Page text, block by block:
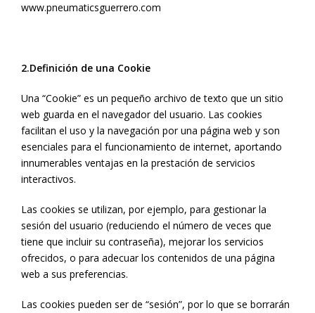
www.pneumaticsguerrero.com
2.Definición de una Cookie
Una “Cookie” es un pequeño archivo de texto que un sitio
web guarda en el navegador del usuario. Las cookies
facilitan el uso y la navegación por una página web y son
esenciales para el funcionamiento de internet, aportando
innumerables ventajas en la prestación de servicios
interactivos.
Las cookies se utilizan, por ejemplo, para gestionar la
sesión del usuario (reduciendo el número de veces que
tiene que incluir su contraseña), mejorar los servicios
ofrecidos, o para adecuar los contenidos de una página
web a sus preferencias.
Las cookies pueden ser de “sesión”, por lo que se borrarán